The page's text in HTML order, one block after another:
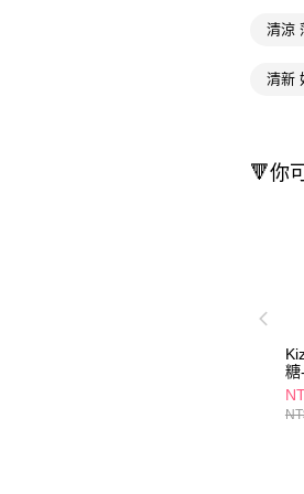
清涼
清新
🔻你
糖